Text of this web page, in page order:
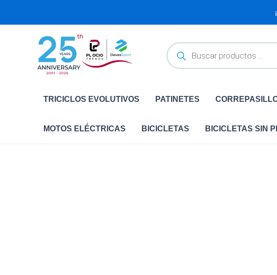
productos
TRICICLOS EVOLUTIVOS PATINETES
MOTOS ELÉCTRICAS BICICLETAS BICICLETAS SIN